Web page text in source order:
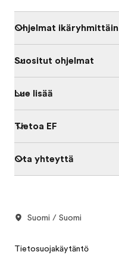
Ohjelmat ikäryhmittäin
Suositut ohjelmat
Lue lisää
Tietoa EF
Ota yhteyttä
Suomi / Suomi
Tietosuojakäytäntö